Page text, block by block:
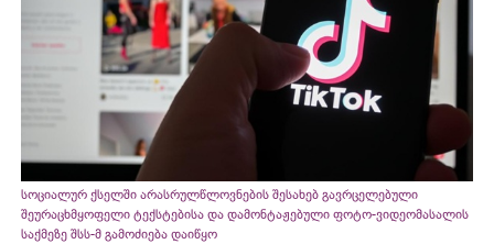
სოციალურ ქსელში არასრულწლოვნების შესახებ გავრცელებული
შეურაცხმყოფელი ტექსტებისა და დამონტაჟებული ფოტო-ვიდეომასალის
საქმეზე შსს-მ გამოძიება დაიწყო